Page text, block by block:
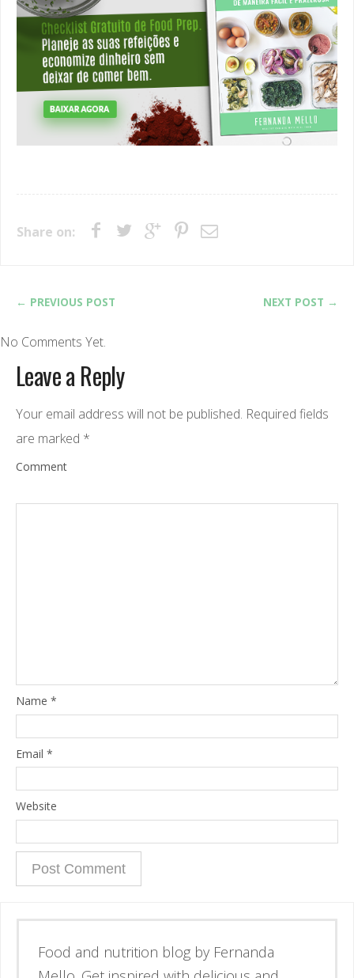
Share on:
← PREVIOUS POST NEXT POST →
No Comments Yet.
Leave a Reply
Your email address will not be published. Required fields
are marked *
Comment
Name *
Email *
Website
Esse é o blog da nutricionista Fernanda